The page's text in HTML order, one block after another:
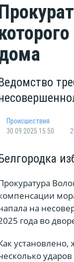
Происшествия
30.09.2025 15:50
на
года во